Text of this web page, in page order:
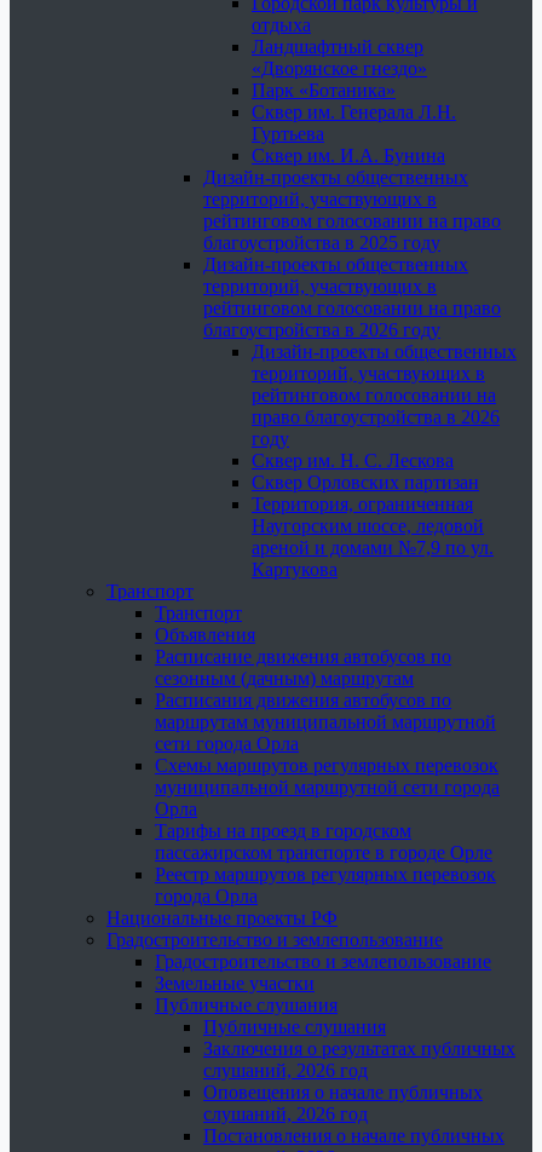
отдыха
Ландшафтный сквер
«Дворянское гнездо»
Парк «Ботаника»
Сквер им. Генерала Л.Н.
Гуртьева
Сквер им. И.А. Бунина
Дизайн-проекты общественных
территорий, участвующих в
рейтинговом голосовании на право
благоустройства в 2025 году
Дизайн-проекты общественных
территорий, участвующих в
рейтинговом голосовании на право
благоустройства в 2026 году
Дизайн-проекты общественных
территорий, участвующих в
рейтинговом голосовании на
право благоустройства в 2026
году
Сквер им. Н. С. Лескова
Сквер Орловских партизан
Территория, ограниченная
Наугорским шоссе, ледовой
ареной и домами №7,9 по ул.
Картукова
Транспорт
Транспорт
Объявления
Расписание движения автобусов по
сезонным (дачным) маршрутам
Расписания движения автобусов по
маршрутам муниципальной маршрутной
сети города Орла
Схемы маршрутов регулярных перевозок
муниципальной маршрутной сети города
Орла
Тарифы на проезд в городском
пассажирском транспорте в городе Орле
Реестр маршрутов регулярных перевозок
города Орла
Национальные проекты РФ
Градостроительство и землепользование
Градостроительство и землепользование
Земельные участки
Публичные слушания
Публичные слушания
Заключения о результатах публичных
слушаний, 2026 год
Оповещения о начале публичных
слушаний, 2026 год
Постановления о начале публичных